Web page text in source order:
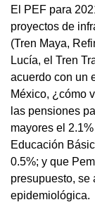
El PEF para
proyectos de
(Tren Maya,
Lucía, el Tren
acuerdo con un
México, ¿cómo
las pensiones
mayores el
Educación
0.5%; y que
presupuesto, se
epidemiológica.